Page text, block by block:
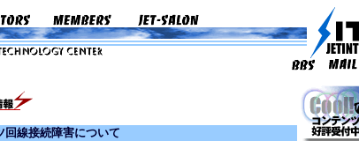
回線接続障害について